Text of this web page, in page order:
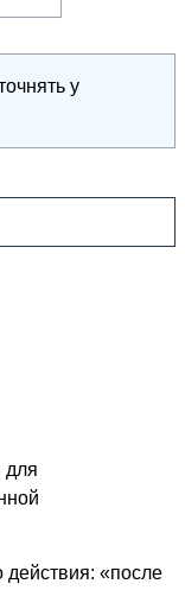
у
для
действия: «после